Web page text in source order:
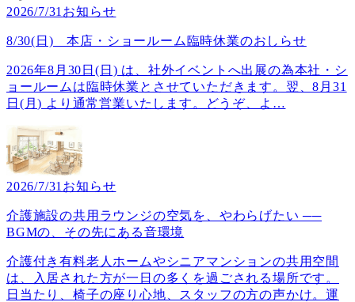
2026/7/31 お知らせ
8/30(日) 本店・ショールーム臨時休業のおしらせ
2026年8月30日(日) は、社外イベントへ出展の為本社・シ
ョールームは臨時休業とさせていただきます。翌、8月31
日(月) より通常営業いたします。どうぞ、よ …
2026/7/31 お知らせ
介護施設の共用ラウンジの空気を、やわらげたい ──
BGMの、その先にある音環境
介護付き有料老人ホームやシニアマンションの共用空間
は、入居された方が一日の多くを過ごされる場所です。
日当たり、椅子の座り心地、スタッフの方の声かけ。運